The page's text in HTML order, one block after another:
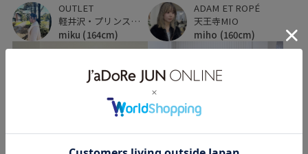
OUTLET
軽井沢・プリンスショッピングプラザ
miku (164cm)
ADAM ET ROPÉ
天王寺MIO
miho (160cm)